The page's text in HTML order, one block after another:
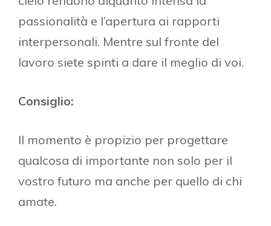
passionalità e l’apertura ai rapporti
interpersonali. Mentre sul fronte del
lavoro siete spinti a dare il meglio di voi.
Consiglio:
Il momento è propizio per progettare
qualcosa di importante non solo per il
vostro futuro ma anche per quello di chi
amate.